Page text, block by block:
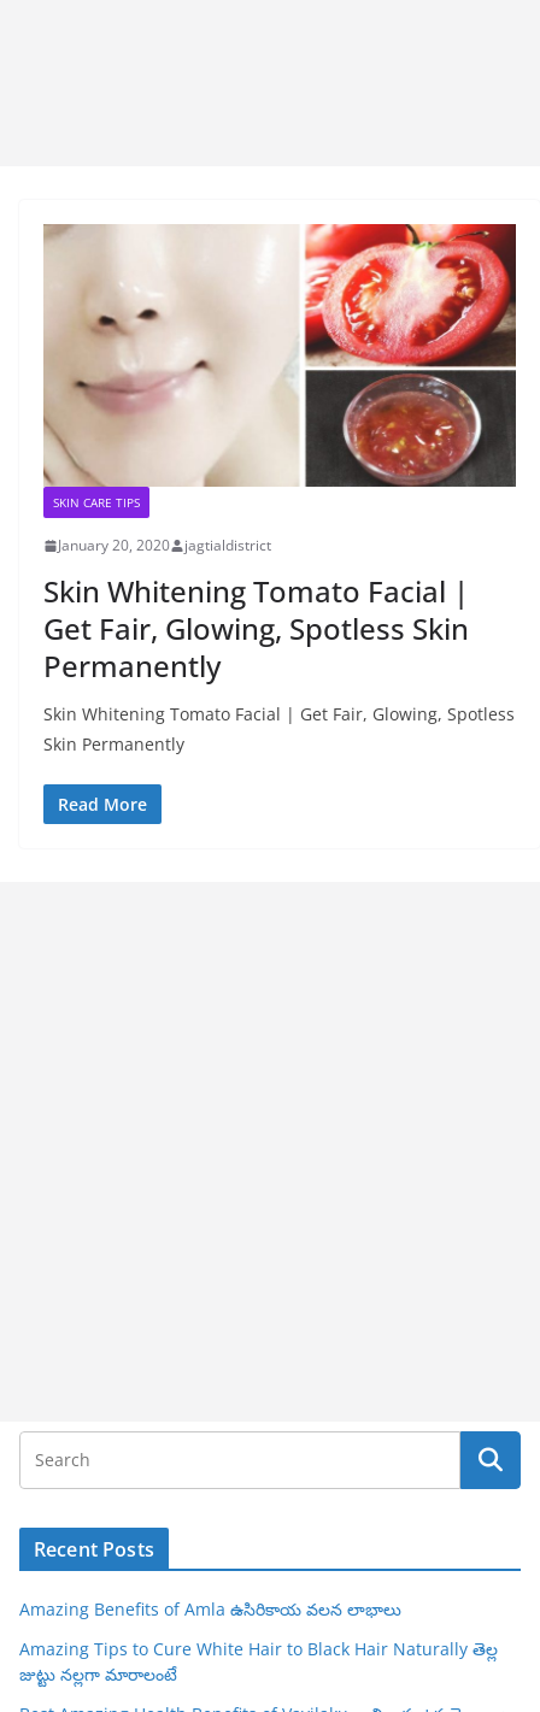
SKIN CARE TIPS
January 20, 2020 jagtialdistrict
Skin Whitening Tomato Facial |
Get Fair, Glowing, Spotless Skin
Permanently
Skin Whitening Tomato Facial | Get Fair, Glowing, Spotless
Skin Permanently
Read More
Recent Posts
Amazing Benefits of Amla ఉసిరికాయ వలన లాభాలు
Amazing Tips to Cure White Hair to Black Hair Naturally తెల్ల
జుట్టు నల్లగా మారాలంటే